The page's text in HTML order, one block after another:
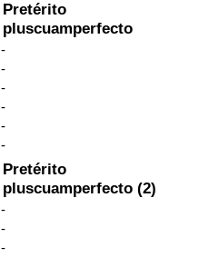
Pretérito
pluscuamperfecto
-
-
-
-
-
-
Pretérito
pluscuamperfecto (2)
-
-
-